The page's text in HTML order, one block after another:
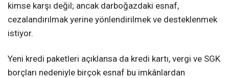
kimse karşı değil; ancak darboğazdaki esnaf,
cezalandırılmak yerine yönlendirilmek ve desteklenmek
istiyor.
Yeni kredi paketleri açıklansa da kredi kartı, vergi ve SGK
borçları nedeniyle birçok esnaf bu imkânlardan